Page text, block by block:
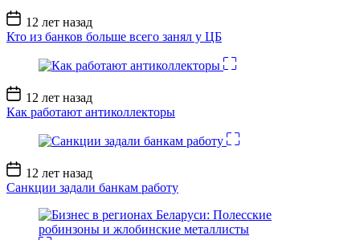
Дата
записи
12 лет назад
Кто из банков больше всего занял у ЦБ
Дата
записи
12 лет назад
Как работают антиколлекторы
Дата
записи
12 лет назад
Санкции задали банкам работу